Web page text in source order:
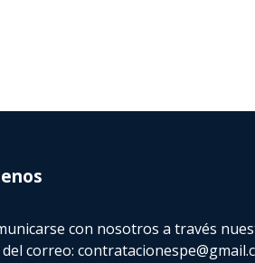
con nosotros a través
del correo: